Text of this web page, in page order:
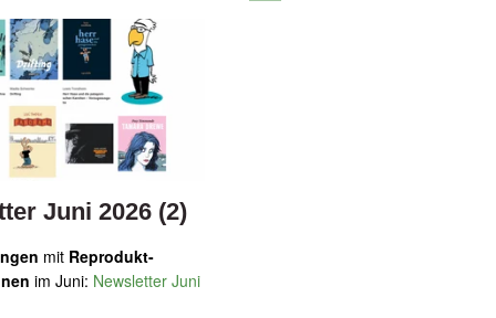
Juni 2026 (2)
mit Reprodukt-
im Juni: Newsletter Juni